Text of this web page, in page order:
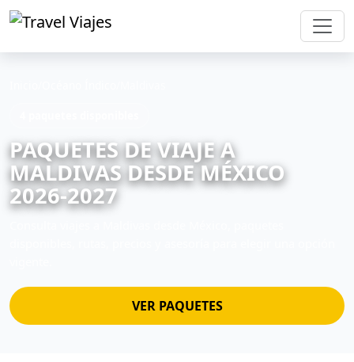
PAQUETES DE VIAJE A
MALDIVAS DESDE MÉXICO
2026-2027
VER PAQUETES